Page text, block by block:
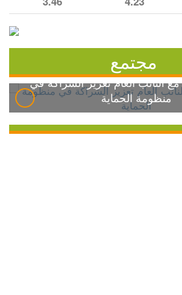
مجتمع
النائب العام تعزيز الشراكة في
منظومة الحماية